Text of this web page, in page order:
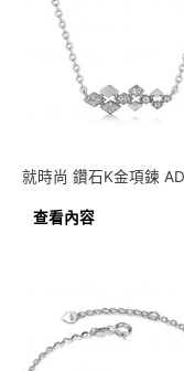
就時尚 鑽石K金項鍊
查看內容